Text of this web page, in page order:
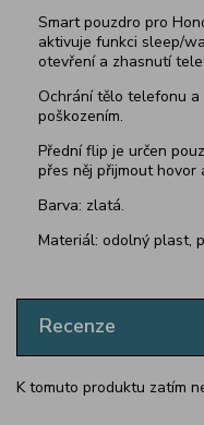
Smart pouzdro pro
aktivuje funkci sleep/
otevření a zhasnutí
Ochrání tělo telefonu a
poškozením.
Přední flip je určen
přes něj přijmout hovor
Barva: zlatá.
Materiál: odolný plast,
Recenze
K tomuto produktu zatím